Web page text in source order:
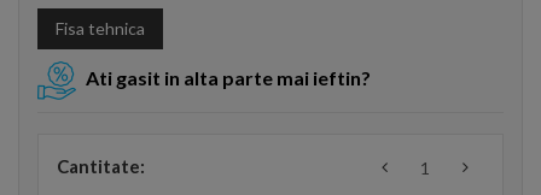
Fisa tehnica
Ati gasit in alta parte mai ieftin?
Cantitate: